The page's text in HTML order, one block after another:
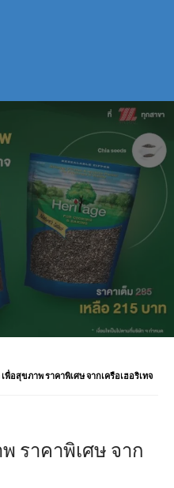
พื่อสุขภาพ ราคาพิเศษ จากเครือเฮอริเทจ
ราคาพิเศษ จาก